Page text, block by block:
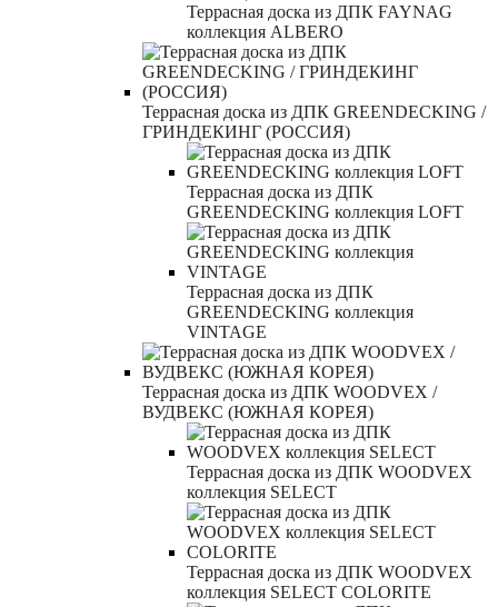
Террасная доска из ДПК FAYNAG
коллекция ALBERO
Террасная доска из ДПК GREENDECKING /
ГРИНДЕКИНГ (РОССИЯ)
Террасная доска из ДПК
GREENDECKING коллекция LOFT
Террасная доска из ДПК
GREENDECKING коллекция
VINTAGE
Террасная доска из ДПК WOODVEX /
ВУДВЕКС (ЮЖНАЯ КОРЕЯ)
Террасная доска из ДПК WOODVEX
коллекция SELECT
Террасная доска из ДПК WOODVEX
коллекция SELECT COLORITE